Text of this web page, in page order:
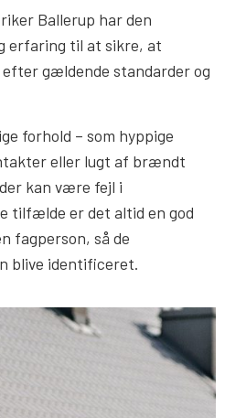
Ballerup har den
erfaring til at sikre, at
gældende standarder og
forhold – som hyppige
eller lugt af brændt
kan være fejl i
tilfælde er det altid en god
fagperson, så de
blive identificeret.